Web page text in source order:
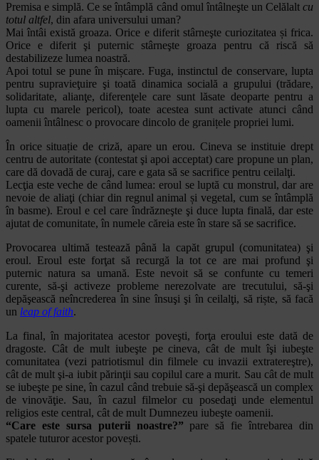
Premisa e simplă. Ce se întâmplă când omul întâlneşte un Celălalt cu
totul altfel, din afara universului uman?
Mai întâi există groaza. Orice e diferit stârneşte curiozitatea și frica.
Orice e diferit şi puternic stârneşte groaza pentru că riscă să
destabilizeze lumea noastră.
Apoi totul se pune în mișcare. Fuga, instinctul de conservare, lupta
pentru supravieţuire şi toată dinamica socială a grupului (trădare,
solidaritate, alianţe, diferenţele care sunt lăsate deoparte pentru a
lupta cu marele pericol), toate acestea sunt activate atunci când
oamenii întâlnesc o provocare dincolo de granițele propriei lumi.
În orice situație de criză, apare un erou. Cineva se instituie drept
centru de autoritate (contestat şi apoi acceptat) care propune un plan,
care dă dovadă de curaj, care e gata să se sacrifice pentru ceilalţi.
Lecţia este veche de când lumea: eroul se luptă cu monstrul, dar are
nevoie de aliaţi (chiar din regnul animal și vegetal, cum se întâmplă
în basme). Eroul e cel care îndrăzneşte şi duce lupta finală, dar este
ajutat de comunitate, în numele căreia este în stare să se sacrifice.
Provocarea ultimă testează până la capăt grupul (comunitatea) şi
eroul. Eroul este forţat să recurgă la tot ce are mai profund şi
puternic natura sa umană. Este nevoit să se confunte cu temeri
curente, să-şi activeze probleme nerezolvate are trecutului, să-şi
depăşească neîncrederea în sine însuşi şi în ceilalţi, să riște, să facă
un leap of faith.
La final, în majoritatea acestor poveşti, forţa eroului este dată de
dragoste. Cât de mult iubeşte pe cineva, cât de mult îşi iubeşte
comunitatea (vezi patriotismul din filmele cu invazii extratereştre),
cât de mult şi-a iubit părinţii sau copilul care a murit. Sau cât de mult
se iubeşte pe sine, în cazul când trebuie să-şi depăşească un complex
de vinovăţie. Sau, în cazul filmelor cu posedaţi unde elementul
religios este central, cât de mult Dumnezeu iubeşte oamenii.
“Care este sursa puterii noastre?” pare să fie întrebarea din
spatele tuturor acestor povești.